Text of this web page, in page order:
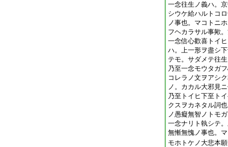
一念往生ノ義ハ。
シウケ給ハルトコ
ノ事也。マコトニ
フヘカラサル事歟
一念信心歡喜トイ
ハ。上一形ヲ盡シ
テモ。サダメテ往
乃至一念モウタガ
コレラノ文ヲアシ
ノ。カカル大邪見
乃至トイヒ下至ト
クスヲカネタル詞
ノ愚癡無智ノトモ
一念ナリト執シテ
無慚無愧ノ事也。
モホトケノ大悲本